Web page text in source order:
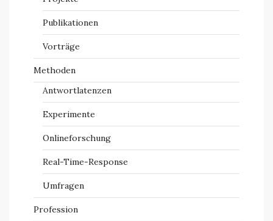
Publikationen
Vorträge
Methoden
Antwortlatenzen
Experimente
Onlineforschung
Real-Time-Response
Umfragen
Profession